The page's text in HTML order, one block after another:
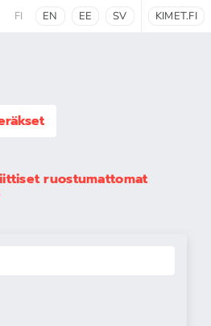
FI EN EE SV KIMET.FI
ruostumattomat